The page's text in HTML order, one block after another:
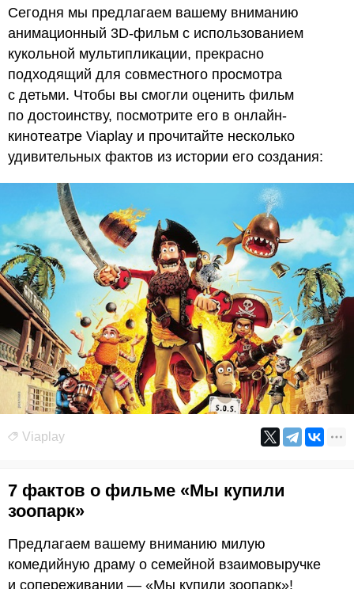
Сегодня мы предлагаем вашему вниманию
анимационный 3D-фильм с использованием
кукольной мультипликации, прекрасно
подходящий для совместного просмотра
с детьми. Чтобы вы смогли оценить фильм
по достоинству, посмотрите его в онлайн-
кинотеатре Viaplay и прочитайте несколько
удивительных фактов из истории его создания:
Viaplay
7 фактов о фильме «Мы купили
зоопарк»
Предлагаем вашему вниманию милую
комедийную драму о семейной взаимовыручке
и сопереживании — «Мы купили зоопарк»!